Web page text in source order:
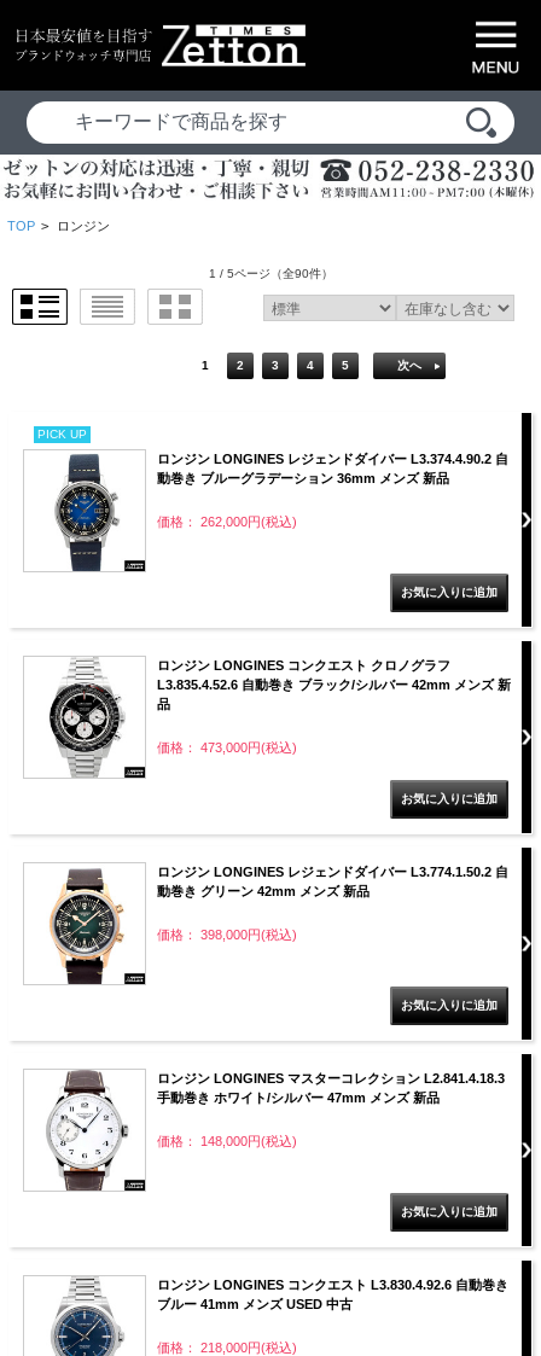
TOP > ロンジン
1 / 5ページ （全90件）
1 2 3 4 5 次へ
PICK UP
ロンジン LONGINES レジェンドダイバー L3.374.4.90.2 自
動巻き ブルーグラデーション 36mm メンズ 新品
価格： 262,000円(税込)
ロンジン LONGINES コンクエスト クロノグラフ
L3.835.4.52.6 自動巻き ブラック/シルバー 42mm メンズ 新
品
価格： 473,000円(税込)
ロンジン LONGINES レジェンドダイバー L3.774.1.50.2 自
動巻き グリーン 42mm メンズ 新品
価格： 398,000円(税込)
ロンジン LONGINES マスターコレクション L2.841.4.18.3
手動巻き ホワイト/シルバー 47mm メンズ 新品
価格： 148,000円(税込)
ロンジン LONGINES コンクエスト L3.830.4.92.6 自動巻き
ブルー 41mm メンズ USED 中古
価格： 218,000円(税込)